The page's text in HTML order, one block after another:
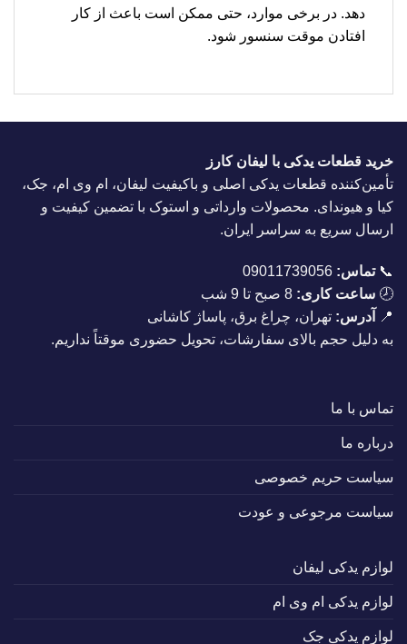
دهد. در برخی موارد، حتی ممکن است باعث از کار
افتادن موقت سنسور شود.
خرید قطعات یدکی با لیفان کارز
تأمین‌کننده قطعات یدکی اصلی و باکیفیت لیفان، ام وی ام، جک،
کیا و هیوندای. محصولات وارداتی و استوک با تضمین کیفیت و
ارسال سریع به سراسر ایران.
📞تماس: 09011739056
🕗 ساعت کاری:
📍
آدرس: تهران، چراغ برق، پاساژ کاشانی
به دلیل حجم بالای سفارشات، تحویل حضوری موقتاً نداریم.
تماس با ما
درباره ما
سیاست حریم خصوصی
سیاست مرجوعی و عودت
لوازم یدکی لیفان
لوازم یدکی ام وی ام
لوازم یدکی جک